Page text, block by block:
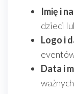
Imię i
dzieci
Logo i
Data i